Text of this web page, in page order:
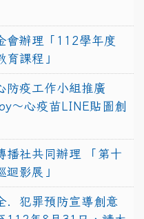
會辦理「112學年度
育課程」
防疫工作小組推廣
〜心疫苗LINE貼圖創
播社共同辦理 「第十
迴影展」
．犯罪預防宣導創意